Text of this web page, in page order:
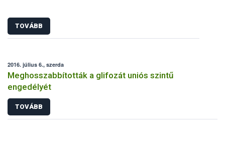
TOVÁBB
2016. július 6., szerda
Meghosszabbították a glifozát uniós szintű
engedélyét
TOVÁBB